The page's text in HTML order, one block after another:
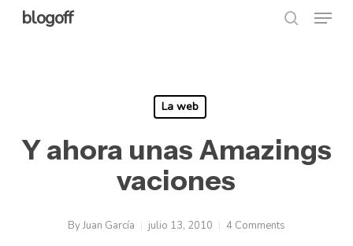
Skipblogoff Menu
La web
Y ahora unas Amazings
vaciones
ByJuan García julio 13, 2010 4 Comments